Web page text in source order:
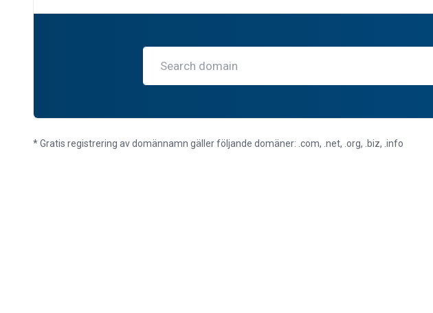
* Gratis registrering av domännamn gäller följande domäner: .com, .net, .org, .biz, .info